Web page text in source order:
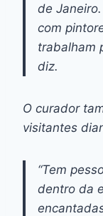
de
com
trabalham
diz.
O curador
visitantes
“Tem
dentro da